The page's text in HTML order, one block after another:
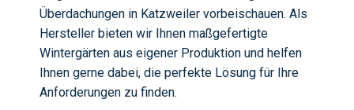
Überdachungen in Katzweiler vorbeischauen. Als
Hersteller bieten wir Ihnen maßgefertigte
Wintergärten aus eigener Produktion und helfen
Ihnen gerne dabei, die perfekte Lösung für Ihre
Anforderungen zu finden.